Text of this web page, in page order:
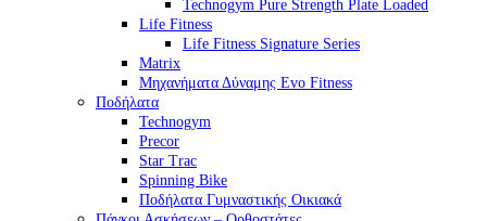
Technogym Pure Strength Plate Loaded
Life Fitness
Life Fitness Signature Series
Matrix
Μηχανήματα Δύναμης Evo Fitness
Ποδήλατα
Technogym
Precor
Star Trac
Spinning Bike
Ποδήλατα Γυμναστικής Οικιακά